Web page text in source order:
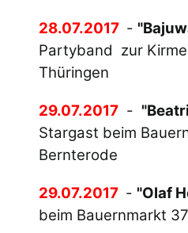
28.07.2017 -
Partyband zur
Thüringen
29.07.2017 -
Stargast beim
Bernterode
29.07.2017 - "Olaf
beim Bauernmarkt